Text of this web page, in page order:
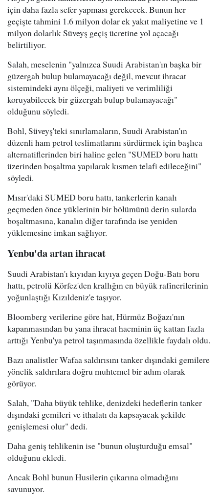
için daha fazla sefer yapması gerekecek. Bunun her
geçişte tahmini 1.6 milyon dolar ek yakıt maliyetine ve 1
milyon dolarlık Süveyş geçiş ücretine yol açacağı
belirtiliyor.
Salah, meselenin "yalnızca Suudi Arabistan'ın başka bir
güzergah bulup bulamayacağı değil, mevcut ihracat
sistemindeki aynı ölçeği, maliyeti ve verimliliği
koruyabilecek bir güzergah bulup bulamayacağı"
olduğunu söyledi.
Bohl, Süveyş'teki sınırlamaların, Suudi Arabistan'ın
düzenli ham petrol teslimatlarını sürdürmek için başlıca
alternatiflerinden biri haline gelen "SUMED boru hattı
üzerinden boşaltma yapılarak kısmen telafi edileceğini"
söyledi.
Mısır'daki SUMED boru hattı, tankerlerin kanalı
geçmeden önce yüklerinin bir bölümünü derin sularda
boşaltmasına, kanalın diğer tarafında ise yeniden
yüklemesine imkan sağlıyor.
Yenbu'da artan ihracat
Suudi Arabistan'ı kıyıdan kıyıya geçen Doğu-Batı boru
hattı, petrolü Körfez'den krallığın en büyük rafinerilerinin
yoğunlaştığı Kızıldeniz'e taşıyor.
Bloomberg verilerine göre hat, Hürmüz Boğazı'nın
kapanmasından bu yana ihracat hacminin üç kattan fazla
arttığı Yenbu'ya petrol taşınmasında özellikle faydalı oldu.
Bazı analistler Wafaa saldırısını tanker dışındaki gemilere
yönelik saldırılara doğru muhtemel bir adım olarak
görüyor.
Salah, "Daha büyük tehlike, denizdeki hedeflerin tanker
dışındaki gemileri ve ithalatı da kapsayacak şekilde
genişlemesi olur" dedi.
Daha geniş tehlikenin ise "bunun oluşturduğu emsal"
olduğunu ekledi.
Ancak Bohl bunun Husilerin çıkarına olmadığını
savunuyor.